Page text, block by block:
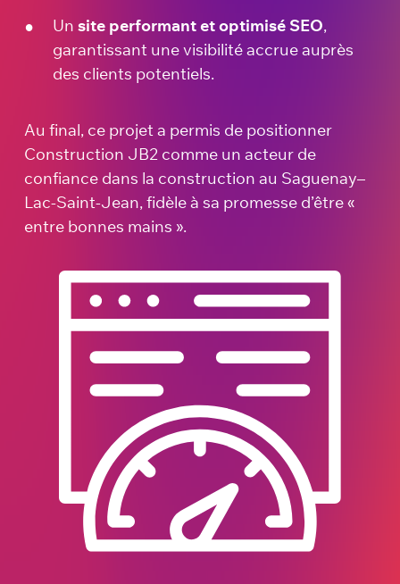
Unsite performant et optimisé SEO,
garantissant une visibilité accrue auprès
des clients potentiels.
Au final, ce projet a permis de positionner
Construction JB2 comme un acteur de
confiance dans la construction au Saguenay–
Lac-Saint-Jean, fidèle à sa promesse d’être «
entre bonnes mains ».